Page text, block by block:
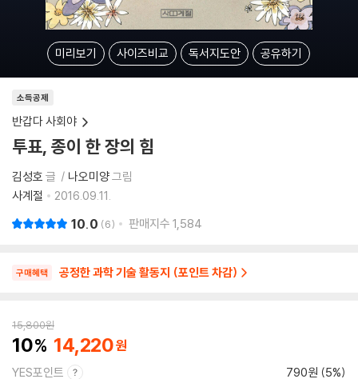
미리보기 사이즈비교 독서지도안 공유하기
소득공제
반갑다 사회야
투표, 종이 한 장의 힘
김성호 글 나오미양그림
사계절
2016.09.11.
10.0 6 판매지수 1,584
구매혜택 공정한 과학 기술 활동지 (포인트 차감)
15,800원
10 14,220
YES포인트 790원 (5%)